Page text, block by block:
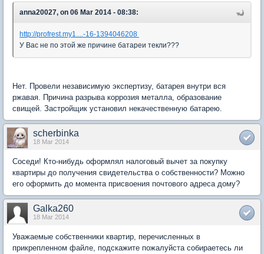
anna20027, on 06 Mar 2014 - 08:38:
http://profrest.my1....-16-1394046208
У Вас не по этой же причине батареи текли???
Нет. Провели независимую экспертизу, батарея внутри вся
ржавая. Причина разрыва коррозия металла, образование
свищей. Застройщик установил некачественную батарею.
scherbinka
18 Mar 2014
Соседи! Кто-нибудь оформлял налоговый вычет за покупку
квартиры до получения свидетельства о собственности? Можно
его оформить до момента присвоения почтового адреса дому?
Galka260
18 Mar 2014
Уважаемые собственники квартир, перечисленных в
прикрепленном файле, подскажите пожалуйста собираетесь ли